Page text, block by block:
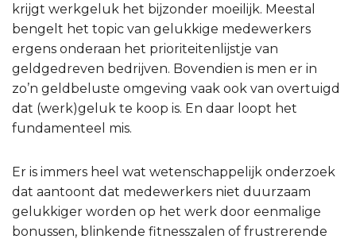
krijgt werkgeluk het bijzonder moeilijk. Meestal
bengelt het topic van gelukkige medewerkers
ergens onderaan het prioriteitenlijstje van
geldgedreven bedrijven. Bovendien is men er in
zo’n geldbeluste omgeving vaak ook van overtuigd
dat (werk)geluk te koop is. En daar loopt het
fundamenteel mis.
Er is immers heel wat wetenschappelijk onderzoek
dat aantoont dat medewerkers niet duurzaam
gelukkiger worden op het werk door eenmalige
bonussen, blinkende fitnesszalen of frustrerende